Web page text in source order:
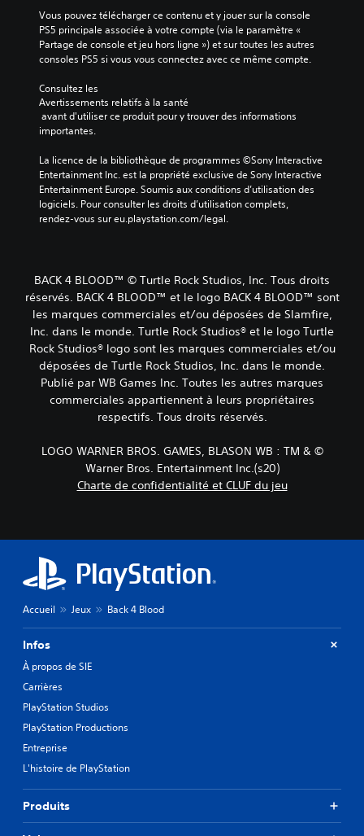
Vous pouvez télécharger ce contenu et y jouer sur la console
PS5 principale associée à votre compte (via le paramètre «
Partage de console et jeu hors ligne ») et sur toutes les autres
consoles PS5 si vous vous connectez avec ce même compte.
Consultez les
Avertissements relatifs à la santé
importantes.
La licence de la bibliothèque de programmes ©Sony Interactive
Entertainment Inc. est la propriété exclusive de Sony Interactive
Entertainment Europe. Soumis aux conditions d’utilisation des
logiciels. Pour consulter les droits d’utilisation complets,
rendez-vous sur eu.playstation.com/legal.
BACK 4 BLOOD™ © Turtle Rock Studios, Inc. Tous droits
réservés. BACK 4 BLOOD™ et le logo BACK 4 BLOOD™ sont
les marques commerciales et/ou déposées de Slamfire,
Inc. dans le monde. Turtle Rock Studios® et le logo Turtle
Rock Studios® logo sont les marques commerciales et/ou
déposées de Turtle Rock Studios, Inc. dans le monde.
Publié par WB Games Inc. Toutes les autres marques
commerciales appartiennent à leurs propriétaires
respectifs. Tous droits réservés.
LOGO WARNER BROS. GAMES, BLASON WB : TM & ©
Warner Bros. Entertainment Inc.(s20)
Charte de confidentialité et CLUF du jeu
Accueil Jeux Back 4 Blood
Infos
À propos de SIE
Carrières
PlayStation Studios
PlayStation Productions
Entreprise
L'histoire de PlayStation
Produits